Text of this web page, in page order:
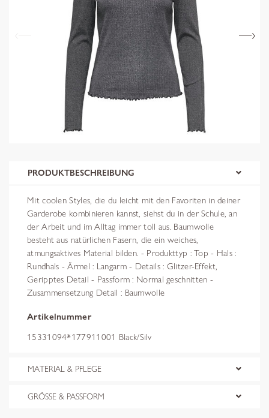
PRODUKTBESCHREIBUNG
Mit coolen Styles, die du leicht mit den Favoriten in deiner
Garderobe kombinieren kannst, siehst du in der Schule, an
der Arbeit und im Alltag immer toll aus. Baumwolle
besteht aus natürlichen Fasern, die ein weiches,
atmungsaktives Material bilden. - Produkttyp : Top - Hals :
Rundhals - Ärmel : Langarm - Details : Glitzer-Effekt,
Geripptes Detail - Passform : Normal geschnitten -
Zusammensetzung Detail : Baumwolle
Artikelnummer
15331094*177911001 Black/Silv
MATERIAL & PFLEGE
GRÖSSE & PASSFORM